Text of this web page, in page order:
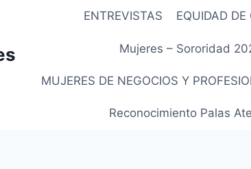
ENTREVISTAS EQUIDAD DE
Mujeres – Sororidad
MUJERES DE NEGOCIOS Y
Reconocimiento Palas